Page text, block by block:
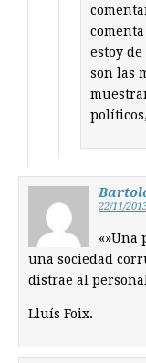
estoy
son las
22/11/
«»Una
una sociedad
distrae al
Lluís Foix.